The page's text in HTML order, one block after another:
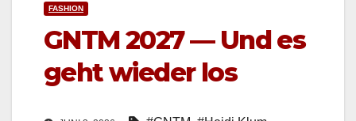
FASHION
GNTM 2027 — Und es
geht wieder los